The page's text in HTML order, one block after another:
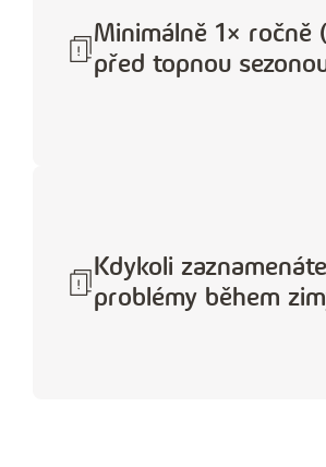
Minimálně 1× ročně
před topnou
Kdykoli zaznamenáte
problémy během